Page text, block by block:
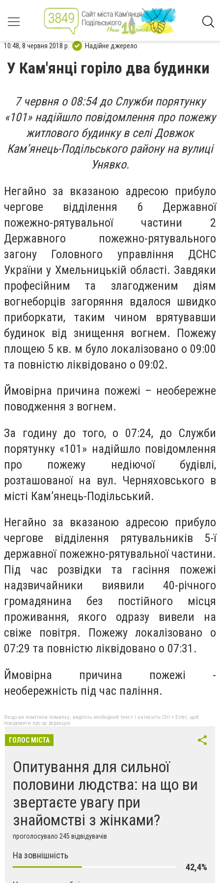
10:48, 8 червня 2018 р. Надійне джерело
У Кам'янці горіло два будинки
7 червня о 08:54 до Служби порятунку
«101» надійшло повідомлення про пожежу
житлового будинку в селі Довжок
Кам’янець-Подільського району на вулиці
Унявко.
Негайно за вказаною адресою прибуло
чергове відділення 6 Державної
пожежно-рятувальної частини 2
Державного пожежно-рятувального
загону Головного управління ДСНС
України у Хмельницькій області. Завдяки
професійним та злагодженим діям
вогнеборців загоряння вдалося швидко
приборкати, таким чином врятувавши
будинок від знищення вогнем. Пожежу
площею 5 кв. м було локалізовано о 09:00
та повністю ліквідовано о 09:02.
Ймовірна причина пожежі – необережне
поводження з вогнем.
За годину до того, о 07:24, до Служби
порятунку «101» надійшло повідомлення
про пожежу недіючої будівлі,
розташованої на вул. Черняховського в
місті Кам’янець-Подільський.
Негайно за вказаною адресою прибуло
чергове відділення рятувальників 5-ї
державної пожежно-рятувальної частини.
Під час розвідки та гасіння пожежі
надзвичайники виявили 40-річного
громадянина без постійного місця
проживання, якого одразу вивели на
свіже повітря. Пожежу локалізовано о
07:29 та повністю ліквідовано о 07:31.
Ймовірна причина пожежі -
необережність під час паління.
Якщо ви помітили помилку, виділіть необхідний текст і натисніть Ctrl + Enter, щоб
повідомити про це редакцію
ГОЛОС МІСТА
Опитування для сильної
половини людства: на що ви
звертаєте увагу при
знайомстві з жінками?
проголосувало 245 відвідувачів
На зовнішність
42,4%